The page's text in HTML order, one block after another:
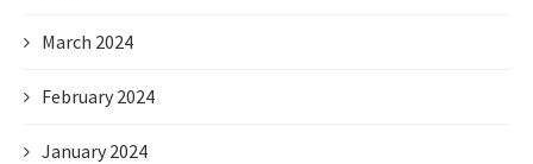
March 2024
February 2024
January 2024